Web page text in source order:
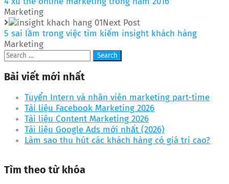
Marketing
Next Post
5 sai lầm trong việc tìm kiếm insight khách hàng
Marketing
Bài viết mới nhất
Tuyển Intern và nhân viên marketing part-time
Tài liệu Facebook Marketing 2026
Tài liệu Content Marketing 2026
Tài liệu Google Ads mới nhất (2026)
Làm sao thu hút các khách hàng có giá trị cao?
Tìm theo từ khóa